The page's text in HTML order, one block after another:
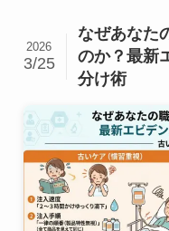
なぜあなた
のか？最新
分け術
2026
3/25